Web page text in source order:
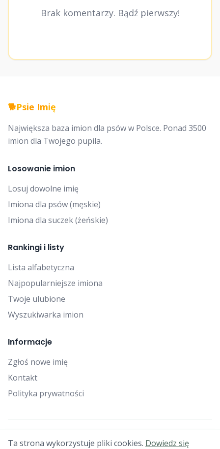
Brak komentarzy. Bądź pierwszy!
🐕Psie Imię
Największa baza imion dla psów w Polsce. Ponad 3500
imion dla Twojego pupila.
Losowanie imion
Losuj dowolne imię
Imiona dla psów (męskie)
Imiona dla suczek (żeńskie)
Rankingi i listy
Lista alfabetyczna
Najpopularniejsze imiona
Twoje ulubione
Wyszukiwarka imion
Informacje
Zgłoś nowe imię
Kontakt
Polityka prywatności
© 2025 Falcon Bytes. Wszelkie prawa zastrzeżone.
Ta strona wykorzystuje pliki cookies. Dowiedz się